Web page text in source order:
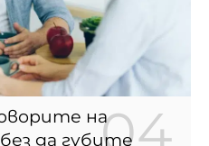
на
да губите